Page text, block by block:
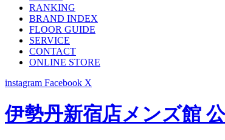
RANKING
BRAND INDEX
FLOOR GUIDE
SERVICE
CONTACT
ONLINE STORE
instagram Facebook X
伊勢丹新宿店メンズ館